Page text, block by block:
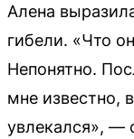
Алена
гибели. «Что
Непонятно.
мне известно,
увлекался», —